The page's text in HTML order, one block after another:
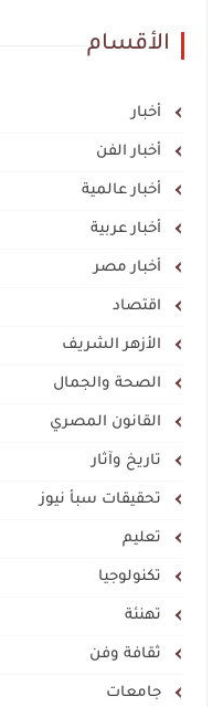
الأقسام
أخبار
أخبار الفن
أخبار عالمية
أخبار عربية
أخبار مصر
اقتصاد
الأزهر الشريف
الصحة والجمال
القانون المصري
تاريخ وآثار
تحقيقات سبأ نيوز
تعليم
تكنولوجيا
تهنئة
ثقافة وفن
جامعات